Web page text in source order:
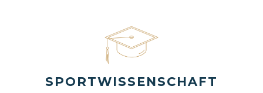
SPORTWISSENSCHAFT